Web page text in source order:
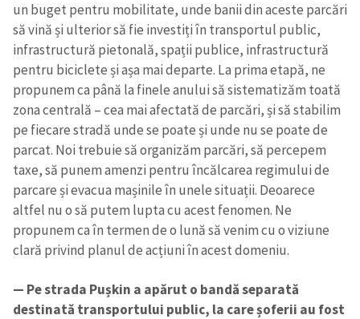
un buget pentru mobilitate, unde banii din aceste parcări
să vină și ulterior să fie investiți în transportul public,
infrastructură pietonală, spații publice, infrastructură
pentru biciclete și așa mai departe. La prima etapă, ne
propunem ca până la finele anului să sistematizăm toată
zona centrală – cea mai afectată de parcări, și să stabilim
pe fiecare stradă unde se poate și unde nu se poate de
parcat. Noi trebuie să organizăm parcări, să percepem
taxe, să punem amenzi pentru încălcarea regimului de
parcare și evacua mașinile în unele situații. Deoarece
altfel nu o să putem lupta cu acest fenomen. Ne
propunem ca în termen de o lună să venim cu o viziune
clară privind planul de acțiuni în acest domeniu.
— Pe strada Pușkin a apărut o bandă separată
destinată transportului public, la care șoferii au fost